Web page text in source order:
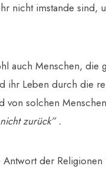
nicht imstande sind,
auch Menschen, die
ihr Leben durch die
von solchen
zurück” .
der Religionen